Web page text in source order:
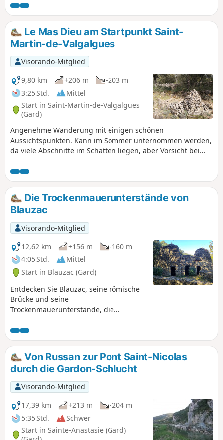
der Hitze auch im Sommer gut begehbar.
Keine besonderen Schwierigkeiten zu
verzeichnen. Einige herrliche Ausblicke,
wunderschöne Bauernhäuser, darunter
eines aus dem 14. Jahrhundert, und eine
alte Abtei als i-Tüpfelchen.
Le Mas Dieu am Startpunkt Saint-
Martin-de-Valgalgues
Visorando-Mitglied
9,80 km
+206 m
-203 m
3:25 Std.
Mittel
Start in Saint-Martin-de-Valgalgues
(Gard)
Angenehme Wanderung mit einigen schönen
Aussichtspunkten. Kann im Sommer unternommen werden,
da viele Abschnitte im Schatten liegen, aber Vorsicht bei
Die Trockenmauerunterstände von
Blauzac
Visorando-Mitglied
12,62 km
+156 m
-160 m
4:05 Std.
Mittel
Start in Blauzac (Gard)
Entdecken Sie Blauzac, seine römische
Brücke und seine
Trockenmauerunterstände, die
Landwirte dienen.
Von Russan zur Pont Saint-Nicolas
durch die Gardon-Schlucht
Visorando-Mitglied
17,39 km
+213 m
-204 m
5:35 Std.
Schwer
Start in Sainte-Anastasie (Gard)